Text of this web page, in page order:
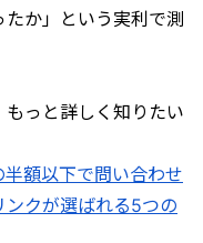
か」という実利で測
っと詳しく知りたい
半額以下で問い合わせ
クが選ばれる5つの